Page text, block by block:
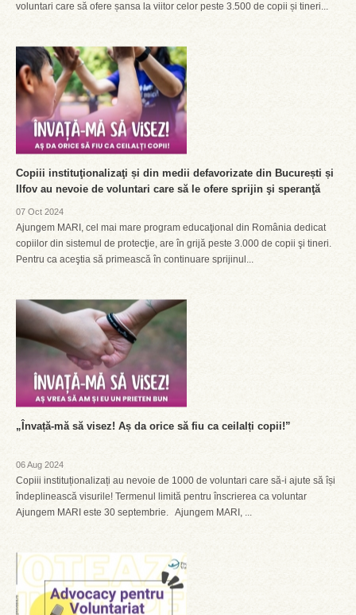
voluntari care să ofere șansa la viitor celor peste 3.500 de copii și tineri...
Copiii instituţionalizaţi și din medii defavorizate din București și
Ilfov au nevoie de voluntari care să le ofere sprijin şi speranţă
07 Oct 2024
Ajungem MARI, cel mai mare program educaţional din România dedicat
copiilor din sistemul de protecţie, are în grijă peste 3.000 de copii şi tineri.
Pentru ca aceştia să primească în continuare sprijinul...
„Învață-mă să visez! Aș da orice să fiu ca ceilalți copii!”
06 Aug 2024
Copiii instituționalizați au nevoie de 1000 de voluntari care să-i ajute să își
îndeplinească visurile! Termenul limită pentru înscrierea ca voluntar
Ajungem MARI este 30 septembrie. Ajungem MARI, ...